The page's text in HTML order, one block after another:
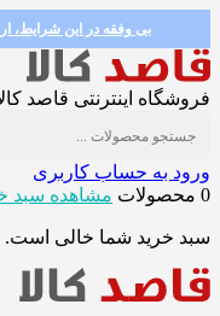
بی وفقه در این شرایط،
فروشگاه اینترنتی قاصد
ورود به حساب کاربری
0 محصولات
مشاهده سبد
سبد خرید شما خالی است.